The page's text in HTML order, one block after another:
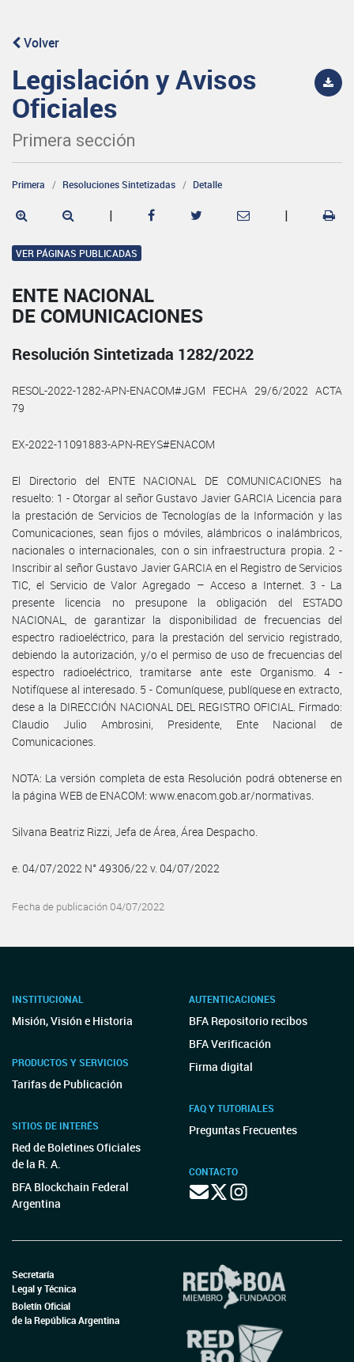
Volver
Legislación y Avisos
Oficiales
Primera sección
Primera Resoluciones Sintetizadas Detalle
| |
VER PÁGINAS PUBLICADAS
ENTE NACIONAL
DE COMUNICACIONES
Resolución Sintetizada 1282/2022
RESOL-2022-1282-APN-ENACOM#JGM FECHA 29/6/2022 ACTA
79
EX-2022-11091883-APN-REYS#ENACOM
El Directorio del ENTE NACIONAL DE COMUNICACIONES ha
resuelto: 1 - Otorgar al señor Gustavo Javier GARCIA Licencia para
la prestación de Servicios de Tecnologías de la Información y las
Comunicaciones, sean fijos o móviles, alámbricos o inalámbricos,
nacionales o internacionales, con o sin infraestructura propia. 2 -
Inscribir al señor Gustavo Javier GARCIA en el Registro de Servicios
TIC, el Servicio de Valor Agregado – Acceso a Internet. 3 - La
presente licencia no presupone la obligación del ESTADO
NACIONAL, de garantizar la disponibilidad de frecuencias del
espectro radioeléctrico, para la prestación del servicio registrado,
debiendo la autorización, y/o el permiso de uso de frecuencias del
espectro radioeléctrico, tramitarse ante este Organismo. 4 -
Notifíquese al interesado. 5 - Comuníquese, publíquese en extracto,
dese a la DIRECCIÓN NACIONAL DEL REGISTRO OFICIAL. Firmado:
Claudio Julio Ambrosini, Presidente, Ente Nacional de
Comunicaciones.
NOTA: La versión completa de esta Resolución podrá obtenerse en
la página WEB de ENACOM: www.enacom.gob.ar/normativas.
Silvana Beatriz Rizzi, Jefa de Área, Área Despacho.
e. 04/07/2022 N° 49306/22 v. 04/07/2022
Fecha de publicación 04/07/2022
INSTITUCIONAL
Misión, Visión e Historia
PRODUCTOS Y SERVICIOS
Tarifas de Publicación
SITIOS DE INTERÉS
Red de Boletines Oficiales
de la R. A.
BFA Blockchain Federal
Argentina
AUTENTICACIONES
BFA Repositorio recibos
BFA Verificación
Firma digital
FAQ Y TUTORIALES
Preguntas Frecuentes
CONTACTO
Secretaría
Legal y Técnica
Boletín Oficial
de la República Argentina